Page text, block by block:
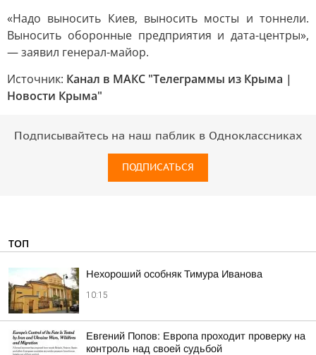
«Надо выносить Киев, выносить мосты и тоннели.
Выносить оборонные предприятия и дата-центры»,
— заявил генерал-майор.
Источник: Канал в МАКС "Телеграммы из Крыма |
Новости Крыма"
Подписывайтесь на наш паблик в Одноклассниках
ПОДПИСАТЬСЯ
ТОП
Нехороший особняк Тимура Иванова
10:15
Евгений Попов: Европа проходит проверку на
контроль над своей судьбой